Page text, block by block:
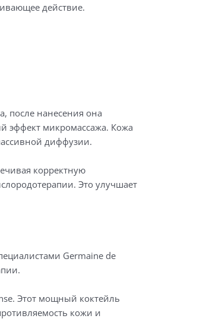
действие.
после нанесения она
эффект микромассажа. Кожа
диффузии.
корректную
Это улучшает
Germaine de
Этот мощный коктейль
кожи и